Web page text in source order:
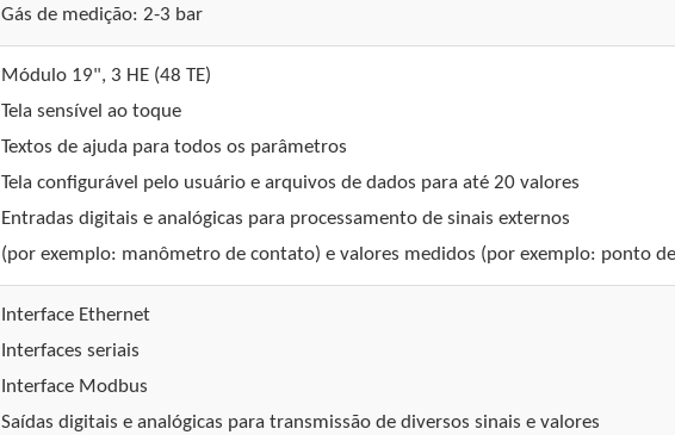
Gás de medição: 2-3 bar
Módulo 19", 3 HE (48 TE)
Tela sensível ao toque
Textos de ajuda para todos os parâmetros
Tela configurável pelo usuário e arquivos de dados para até 20 valores
Entradas digitais e analógicas para processamento de sinais externos
(por exemplo: manômetro de contato) e valores medidos (por exemplo: ponto
Interface Ethernet
Interfaces seriais
Interface Modbus
Saídas digitais e analógicas para transmissão de diversos sinais e valores